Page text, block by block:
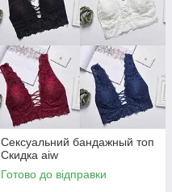
Сексуальний бандажный топ
Скидка aiw
Готово до відправки